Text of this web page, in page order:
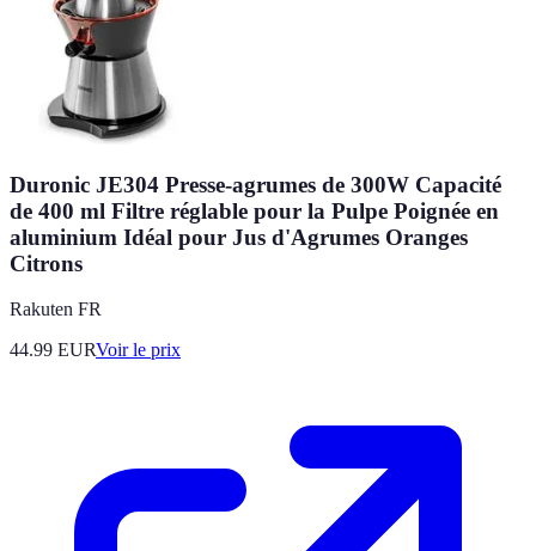
Duronic JE304 Presse-agrumes de 300W Capacité
de 400 ml Filtre réglable pour la Pulpe Poignée en
aluminium Idéal pour Jus d'Agrumes Oranges
Citrons
Rakuten FR
44.99 EURVoir le prix